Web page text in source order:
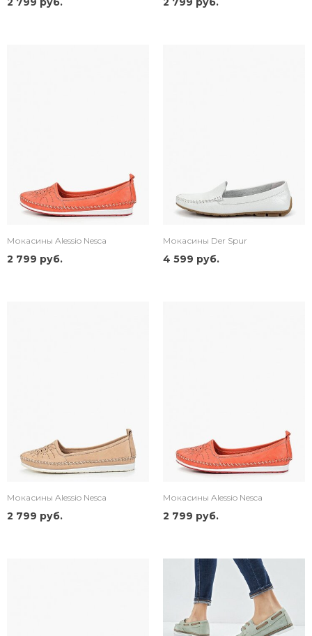
Мокасины Alessio Nesca
2 799 руб.
Мокасины Der Spur
4 599 руб.
Мокасины Alessio Nesca
2 799 руб.
Мокасины Alessio Nesca
2 799 руб.